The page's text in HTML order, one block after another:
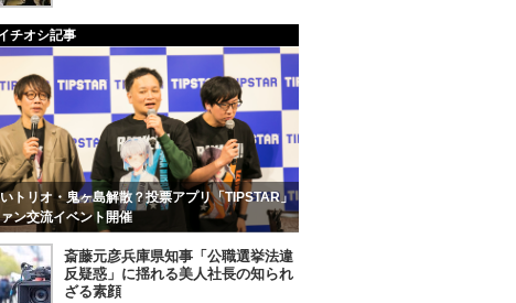
チオシ記事
トリオ・鬼ヶ島解散？投票アプリ「TIPSTAR」
ン交流イベント開催
斎藤元彦兵庫県知事「公職選挙法違
反疑惑」に揺れる美人社長の知られ
ざる素顔